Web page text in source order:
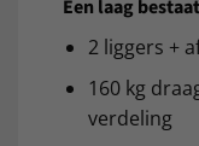
Een laag
2 liggers +
160 kg
verdeling